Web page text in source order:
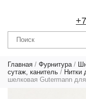
Главная / Фурнитура /
сутаж, канитель / Нитки
шелковая Gutermann